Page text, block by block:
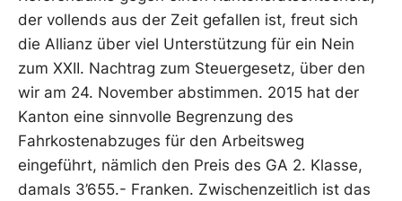
der vollends aus der Zeit gefallen ist, freut sich
die Allianz über viel Unterstützung für ein Nein
zum XXII. Nachtrag zum Steuergesetz, über den
wir am 24. November abstimmen. 2015 hat der
Kanton eine sinnvolle Begrenzung des
Fahrkostenabzuges für den Arbeitsweg
eingeführt, nämlich den Preis des GA 2. Klasse,
damals 3’655.- Franken. Zwischenzeitlich ist das